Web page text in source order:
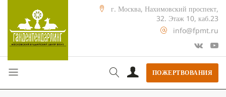
г. Москва, Нахимовский проспект,
32. Этаж 10, каб.23
info@fpmt.ru
ПОЖЕРТВОВАНИЯ